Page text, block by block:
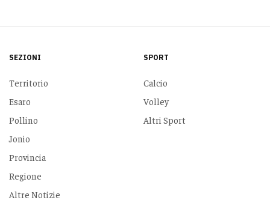
SEZIONI
Territorio
Esaro
Pollino
Jonio
Provincia
Regione
Altre Notizie
SPORT
Calcio
Volley
Altri Sport